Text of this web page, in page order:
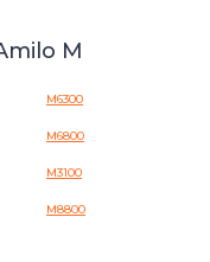
M
M6300
M6800
M3100
M8800